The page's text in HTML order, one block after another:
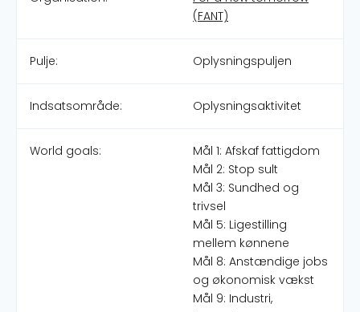
(FANT)
Pulje: Oplysningspuljen
Indsatsområde: Oplysningsaktivitet
World goals:
Mål 1: Afskaf fattigdom
Mål 2: Stop sult
Mål 3: Sundhed og
trivsel
Mål 5: Ligestilling
mellem kønnene
Mål 8: Anstændige jobs
og økonomisk vækst
Mål 9: Industri,